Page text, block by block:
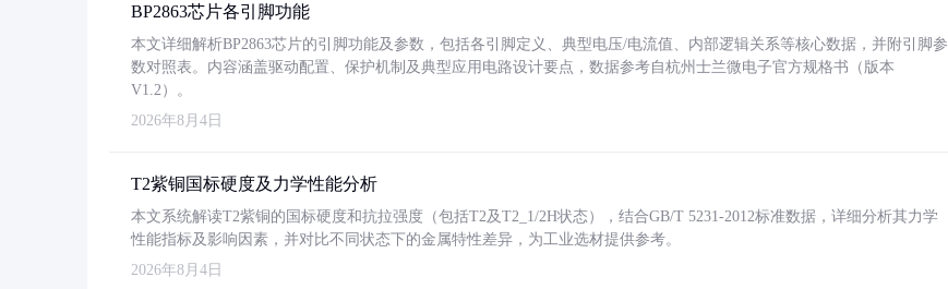
BP2863芯片各引脚功能
本文详细解析BP2863芯片的引脚功能及参数，包括各引脚定义、典型电压/电流值、内部逻辑关系等核心数据，并附引脚参
数对照表。内容涵盖驱动配置、保护机制及典型应用电路设计要点，数据参考自杭州士兰微电子官方规格书（版本
V1.2）。
2026年8月4日
T2紫铜国标硬度及力学性能分析
本文系统解读T2紫铜的国标硬度和抗拉强度（包括T2及T2_1/2H状态），结合GB/T 5231-2012标准数据，详细分析其力学
性能指标及影响因素，并对比不同状态下的金属特性差异，为工业选材提供参考。
2026年8月4日